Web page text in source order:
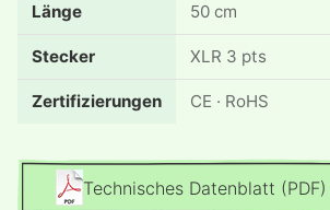
Länge 50 cm
Stecker XLR 3 pts
Zertifizierungen CE · RoHS
Technisches Datenblatt (PDF)